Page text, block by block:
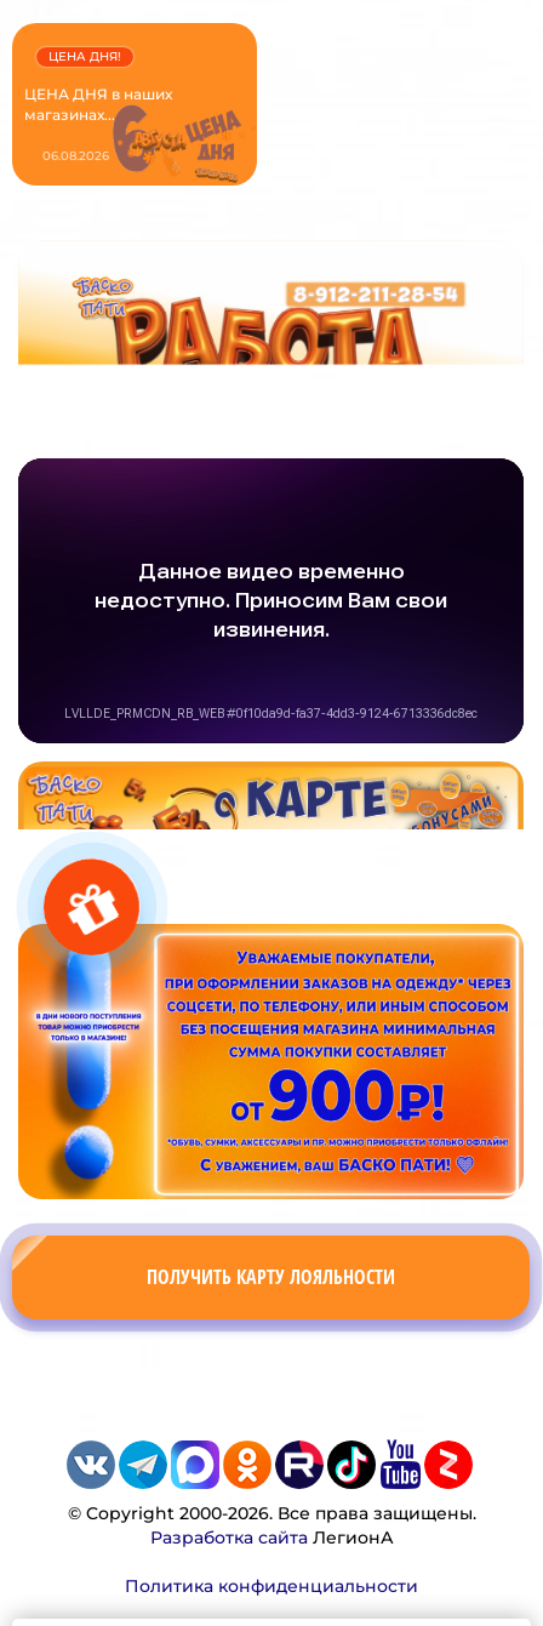
ЦЕНА ДНЯ в наших
магазинах...
ЦЕНА ДНЯ!
06.08.2026
ПОЛУЧИТЬ КАРТУ ЛОЯЛЬНОСТИ
© Copyright 2000-2026. Все права защищены.
Разработка сайтаЛегионА
Политика конфиденциальности